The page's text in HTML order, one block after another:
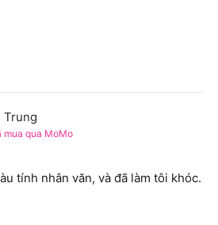
Trung
mua qua MoMo
tính nhân văn, và đã làm tôi khóc.